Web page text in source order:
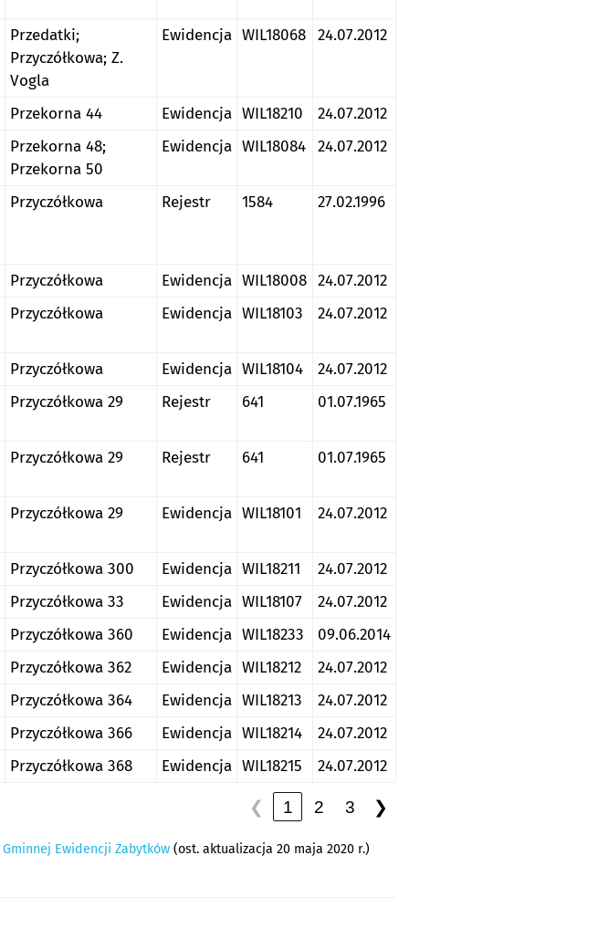
Przedatki;
Przyczółkowa; Z.
Vogla
Ewidencja WIL18068 24.07.2012
Przekorna 44 Ewidencja WIL18210
24.07.2012
Przekorna 48;
Przekorna 50
Ewidencja WIL18084 24.07.2012
Przyczółkowa Rejestr 1584 27.02.1996
Przyczółkowa Ewidencja WIL18008 24.07.2012
Przyczółkowa Ewidencja WIL18103 24.07.2012
Przyczółkowa Ewidencja WIL18104
24.07.2012
Przyczółkowa 29 Rejestr 641 01.07.1965
Przyczółkowa 29 Rejestr 641 01.07.1965
Przyczółkowa 29 Ewidencja WIL18101 24.07.2012
Przyczółkowa 300 Ewidencja WIL18211
24.07.2012
Przyczółkowa 33 Ewidencja WIL18107
24.07.2012
Przyczółkowa 360 Ewidencja WIL18233
09.06.2014
Przyczółkowa 362 Ewidencja WIL18212
24.07.2012
Przyczółkowa 364 Ewidencja WIL18213
24.07.2012
Przyczółkowa 366 Ewidencja WIL18214
24.07.2012
Przyczółkowa 368 Ewidencja WIL18215 24.07.2012
❮ 1 2 3 ❯
Gminnej Ewidencji Zabytków (ost. aktualizacja 20 maja 2020 r.)